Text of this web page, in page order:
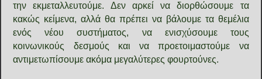
την εκμεταλλευτούμε. Δεν αρκεί να διορθώσουμε τα
κακώς κείμενα, αλλά θα πρέπει να βάλουμε τα θεμέλια
ενός νέου συστήματος, να ενισχύσουμε τους
κοινωνικούς δεσμούς και να προετοιμαστούμε να
αντιμετωπίσουμε ακόμα μεγαλύτερες φουρτούνες.